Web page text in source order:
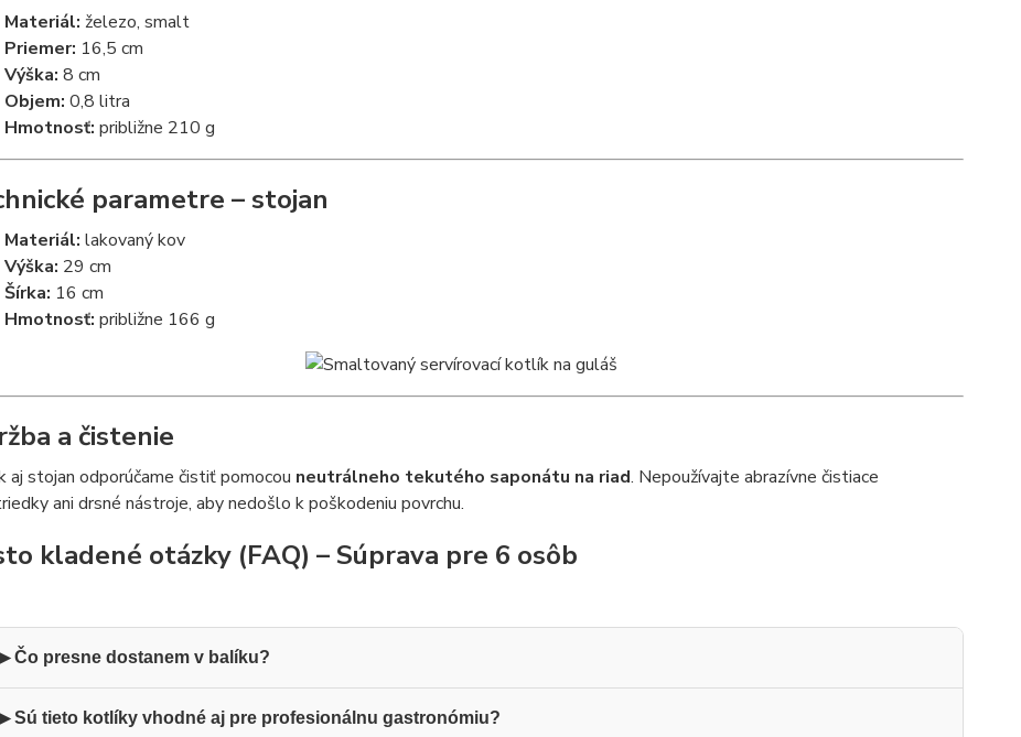
Materiál: železo, smalt
Priemer: 16,5 cm
Výška: 8 cm
Objem: 0,8 litra
Hmotnosť: približne 210 g
parametre – stojan
Materiál: lakovaný kov
Výška: 29 cm
Šírka: 16 cm
Hmotnosť: približne 166 g
a čistenie
aj stojan odporúčame čistiť pomocou neutrálneho tekutého saponátu na riad. Nepoužívajte abrazívne čistiace
ani drsné nástroje, aby nedošlo k poškodeniu povrchu.
kladené otázky (FAQ) – Súprava pre 6 osôb
Čo presne dostanem v balíku?
Sú tieto kotlíky vhodné aj pre profesionálnu gastronómiu?